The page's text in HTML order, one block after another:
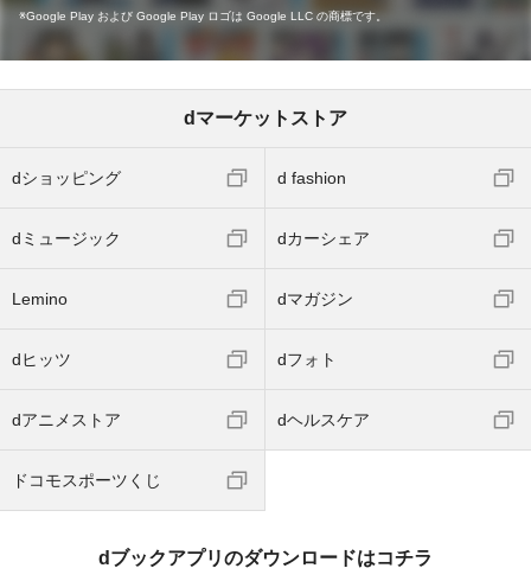
Google Play および Google Play ロゴは Google LLC の商標です。
dマーケットストア
dショッピング d fashion
dミュージック dカーシェア
Lemino dマガジン
dヒッツ dフォト
dアニメストア dヘルスケア
ドコモスポーツくじ
dブックアプリのダウンロードはコチラ